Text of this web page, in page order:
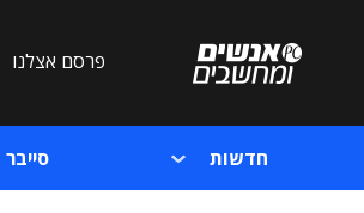
פרסם אצלנו
חדשות סייבר